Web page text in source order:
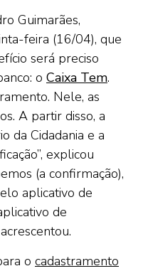
Guimarães,
feira (16/04), que
será preciso
o Caixa Tem.
Nele, as
A partir disso, a
da Cidadania e a
explicou
(a confirmação),
aplicativo de
de
o cadastramento